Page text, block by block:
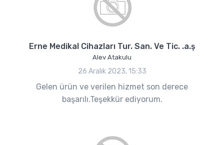
Erne Medikal Cihazları Tur. San. Ve Tic. .a.ş
Alev Atakulu
26 Aralık 2023, 15:33
Gelen ürün ve verilen hizmet son derece
başarılı.Teşekkür ediyorum.